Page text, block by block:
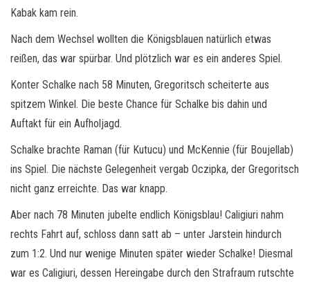
Kabak kam rein.
Nach dem Wechsel wollten die Königsblauen natürlich etwas
reißen, das war spürbar. Und plötzlich war es ein anderes Spiel.
Konter Schalke nach 58 Minuten, Gregoritsch scheiterte aus
spitzem Winkel. Die beste Chance für Schalke bis dahin und
Auftakt für ein Aufholjagd.
Schalke brachte Raman (für Kutucu) und McKennie (für Boujellab)
ins Spiel. Die nächste Gelegenheit vergab Oczipka, der Gregoritsch
nicht ganz erreichte. Das war knapp.
Aber nach 78 Minuten jubelte endlich Königsblau! Caligiuri nahm
rechts Fahrt auf, schloss dann satt ab – unter Jarstein hindurch
zum 1:2. Und nur wenige Minuten später wieder Schalke! Diesmal
war es Caligiuri, dessen Hereingabe durch den Strafraum rutschte